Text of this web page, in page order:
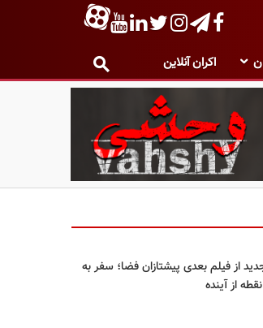
اکران آنلاین
از فیلم بعدی پیشتازان فضا؛ سفر به
از آینده